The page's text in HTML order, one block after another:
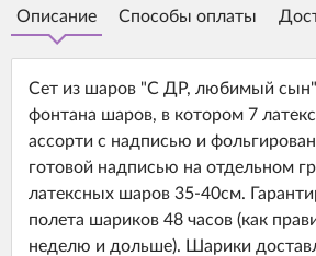
Описание Способы оплаты
Сет из шаров "С ДР, любимый сын"
фонтана шаров, в котором 7
ассорти с надписью и
готовой надписью на отдельном
латексных шаров 35-40см.
полета шариков 48 часов (как
неделю и дольше). Шарики